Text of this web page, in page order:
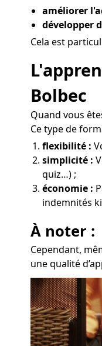
améliorer
développer
Cela est
Bolbec
Quand vous
Ce type de
flexibilité :
simplicité :
quiz…) ;
économie :
indemnités
À noter :
Cependant,
une qualité